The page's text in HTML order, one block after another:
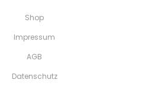
Shop
Impressum
AGB
Datenschutz